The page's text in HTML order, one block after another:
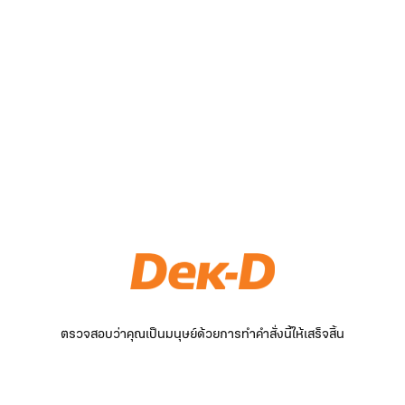
ตรวจสอบว่าคุณเป็นมนุษย์ด้วยการทำคำสั่งนี้ให้เสร็จสิ้น